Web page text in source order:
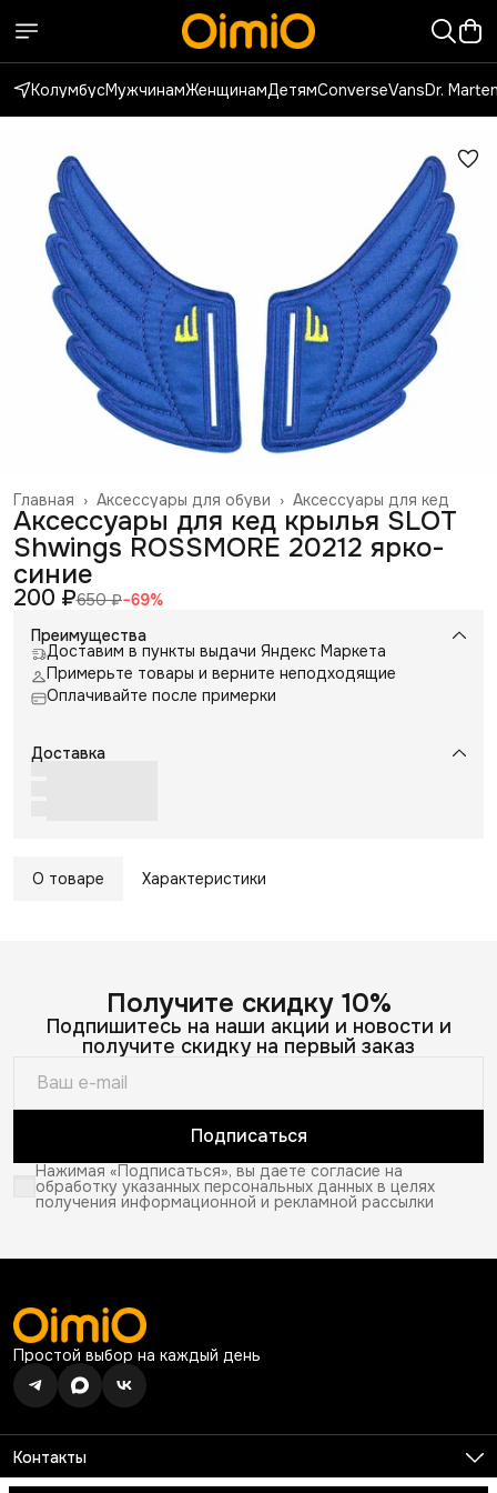
КолумбусМужчинамЖенщинамДетямConverseVansDr.
Аксессуары для кед
Аксессуары для обуви ›
Главная ›
Аксессуары для кед крылья SLOT
Shwings ROSSMORE 20212 ярко-
синие
200 ₽650 ₽−69%
Преимущества
Доставим в пункты выдачи Яндекс Маркета
Примерьте товары и верните неподходящие
Оплачивайте после примерки
Доставка
О товаре Характеристики
Получите скидку 10%
Подпишитесь на наши акции и новости и
получите скидку на первый заказ
Подписаться
Нажимая «Подписаться», вы даете согласие на
обработку указанных персональных данных в целях
получения информационной и рекламной рассылки
Простой выбор на каждый день
Контакты
Телефон